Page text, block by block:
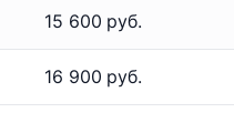
15 600 руб.
16 900 руб.